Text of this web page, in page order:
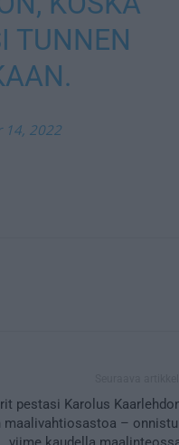
TUNNEN
14, 2022
pestasi Karolus
maalivahtiosastoa –